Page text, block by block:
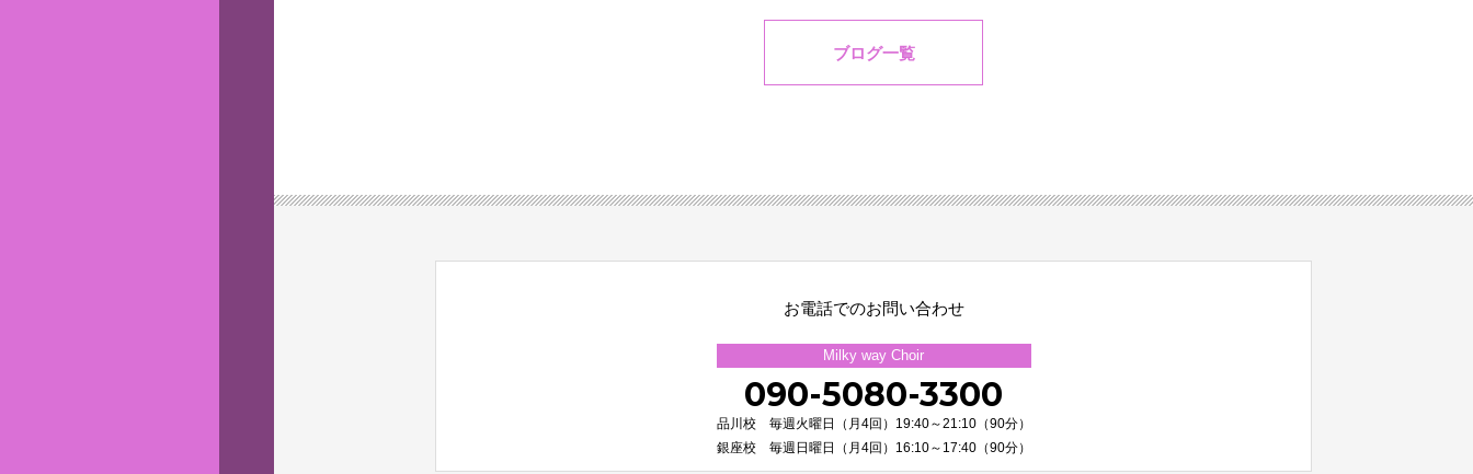
ブログ一覧
お電話でのお問い合わせ
Milky way Choir
090-5080-3300
品川校 毎週火曜日（月4回）19:40～21:10（90分）
銀座校 毎週日曜日（月4回）16:10～17:40（90分）